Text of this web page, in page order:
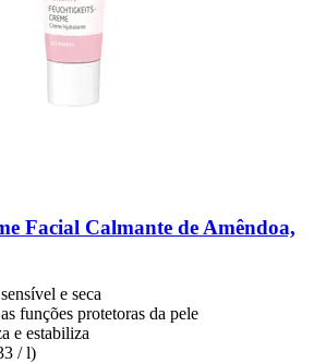
Facial Calmante de Amêndoa,
e seca
funções protetoras da pele
e estabiliza
/ l)